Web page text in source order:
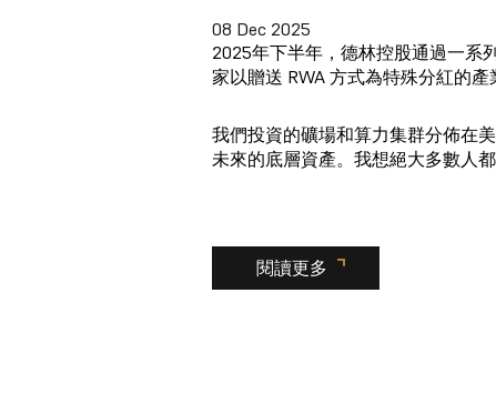
08 Dec 2025
2025年下半年，德林控股通過一系
家以贈送 RWA 方式為特殊分紅的
我們投資的礦場和算力集群分佈在
未來的底層資產。我想絕大多數人
閱讀更多